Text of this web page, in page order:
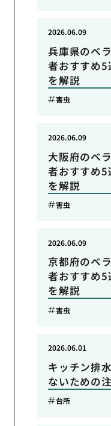
兵庫県のベ
者おすすめ5
を解説
2026.06.09
害虫
大阪府のベ
者おすすめ5
を解説
2026.06.09
害虫
京都府のベ
者おすすめ5
を解説
2026.06.09
害虫
キッチン排
ないための
2026.06.01
台所